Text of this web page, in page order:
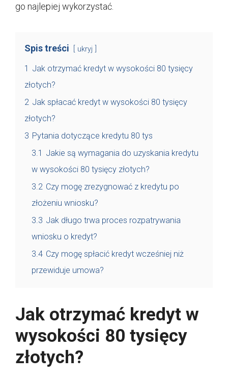
go najlepiej wykorzystać.
Spis treści ukryj
1 Jak otrzymać kredyt w wysokości 80 tysięcy
złotych?
2 Jak spłacać kredyt w wysokości 80 tysięcy
złotych?
3 Pytania dotyczące kredytu 80 tys
3.1 Jakie są wymagania do uzyskania kredytu
w wysokości 80 tysięcy złotych?
3.2 Czy mogę zrezygnować z kredytu po
złożeniu wniosku?
3.3 Jak długo trwa proces rozpatrywania
wniosku o kredyt?
3.4 Czy mogę spłacić kredyt wcześniej niż
przewiduje umowa?
Jak otrzymać kredyt w
wysokości 80 tysięcy
złotych?